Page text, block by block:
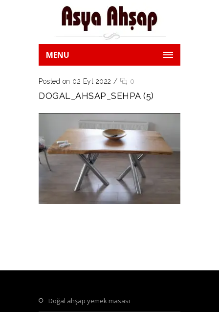
MENU
Posted on 02 Eyl 2022 / 0
DOGAL_AHSAP_SEHPA (5)
doğal ahşap yemek masası